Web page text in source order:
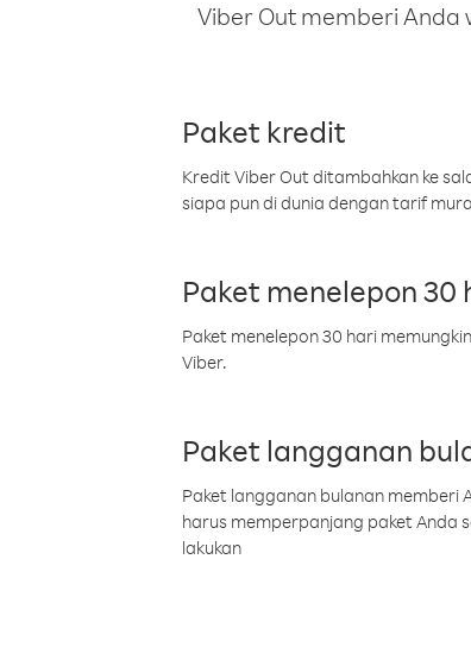
Viber Out memberi Anda
Paket kredit
Kredit Viber Out ditambahkan ke
siapa pun di dunia dengan tarif
Paket menelepon 30
Paket menelepon 30 hari
Viber.
Paket langganan
Paket langganan bulanan memberi
harus memperpanjang paket Anda
lakukan